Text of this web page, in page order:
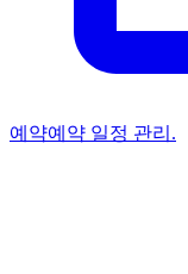
예약예약 일정 관리.